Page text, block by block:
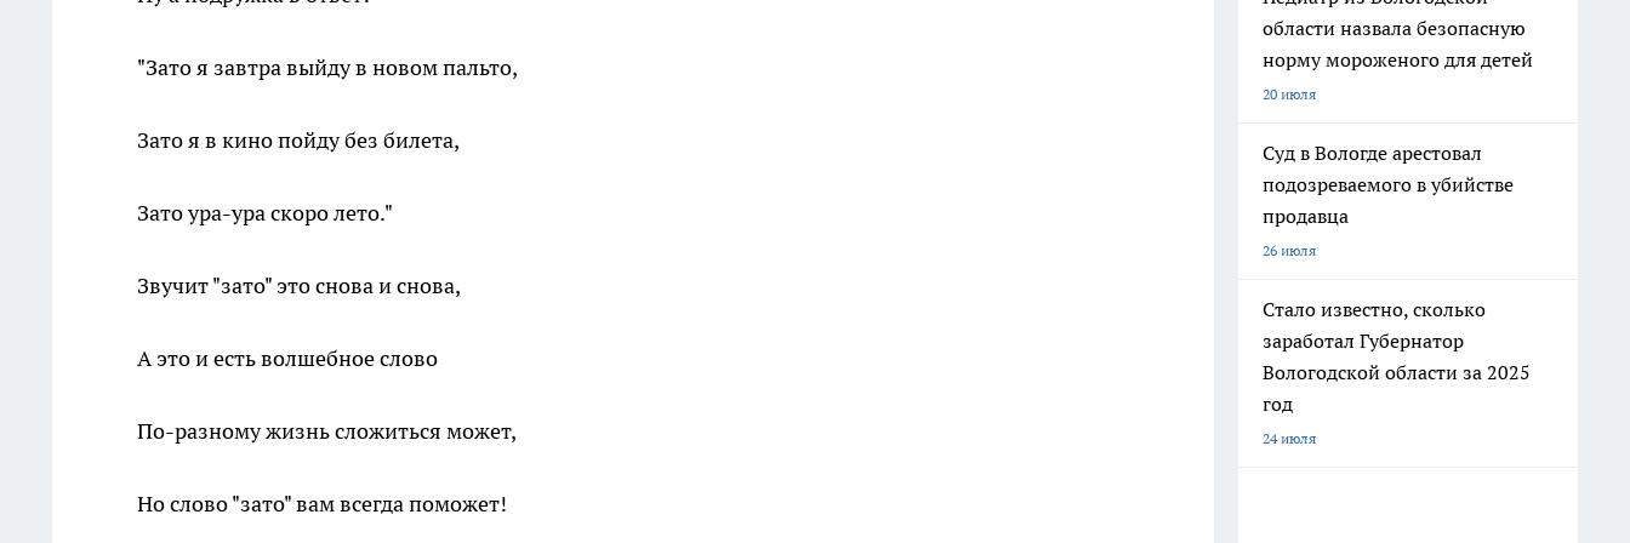
"Зато я завтра выйду в новом пальто,
Зато я в кино пойду без билета,
Зато ура-ура скоро лето."
Звучит "зато" это снова и снова,
А это и есть волшебное слово
По-разному жизнь сложиться может,
Но слово "зато" вам всегда поможет!
области назвала безопасную
норму мороженого для детей
20 июля
Суд в Вологде арестовал
подозреваемого в убийстве
продавца
26 июля
Стало известно, сколько
заработал Губернатор
Вологодской области за 2025
год
24 июля